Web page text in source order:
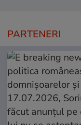
PARTENERI